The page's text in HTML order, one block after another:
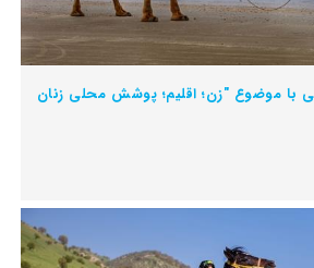
با موضوع "زن؛ اقلیم؛ پوشش محلی زنان